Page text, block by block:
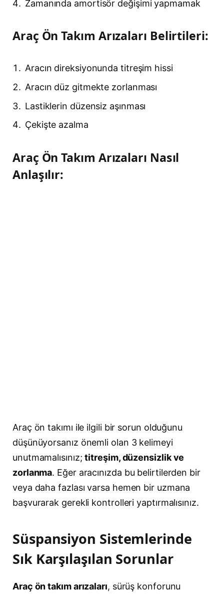
Zamanında amortisör değişimi yapmamak
Araç Ön Takım Arızaları Belirtileri:
Aracın direksiyonunda titreşim hissi
Aracın düz gitmekte zorlanması
Lastiklerin düzensiz aşınması
Çekişte azalma
Araç Ön Takım Arızaları Nasıl
Anlaşılır:
Araç ön takımı ile ilgili bir sorun olduğunu
düşünüyorsanız önemli olan 3 kelimeyi
unutmamalısınız;titreşim, düzensizlik ve
zorlanma. Eğer aracınızda bu belirtilerden bir
veya daha fazlası varsa hemen bir uzmana
başvurarak gerekli kontrolleri yaptırmalısınız.
Süspansiyon Sistemlerinde
Sık Karşılaşılan Sorunlar
Araç ön takım arızaları, sürüş konforunu